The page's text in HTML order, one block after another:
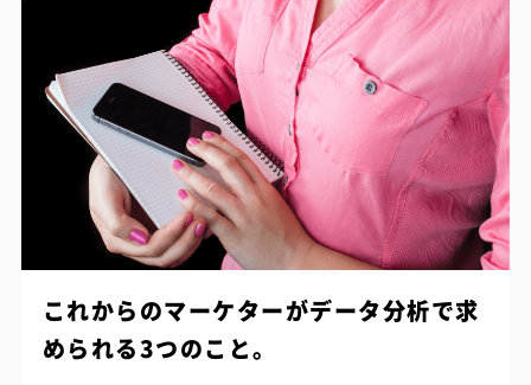
これからのマーケターがデータ分析で求
められる3つのこと。